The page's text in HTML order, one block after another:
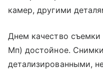
камер, другими
Днем качество
Мп) достойное.
детализированными,